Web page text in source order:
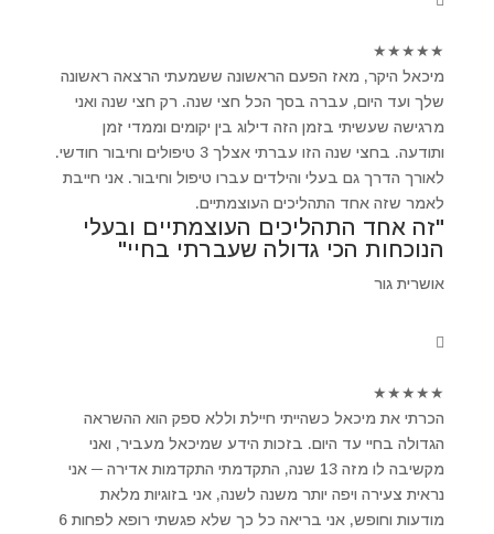
★
★
★
★
★
מיכאל היקר, מאז הפעם הראשונה ששמעתי הרצאה ראשונה
שלך ועד היום, עברה בסך הכל חצי שנה. רק חצי שנה ואני
מרגישה שעשיתי בזמן הזה דילוג בין יקומים וממדי זמן
ותודעה. בחצי שנה הזו עברתי אצלך 3 טיפולים וחיבור חודשי.
לאורך הדרך גם בעלי והילדים עברו טיפול וחיבור. אני חייבת
לאמר שזה אחד התהליכים העוצמתיים.
"זה אחד התהליכים העוצמתיים ובעלי
הנוכחות הכי גדולה שעברתי בחיי"
אושרית גור
★
★
★
★
★
הכרתי את מיכאל כשהייתי חיילת וללא ספק הוא ההשראה
הגדולה בחיי עד היום. בזכות הידע שמיכאל מעביר, ואני
מקשיבה לו מזה 13 שנה, התקדמתי התקדמות אדירה ─ אני
נראית צעירה ויפה יותר משנה לשנה, אני בזוגיות מלאת
מודעות וחופש, אני בריאה כל כך שלא פגשתי רופא לפחות 6